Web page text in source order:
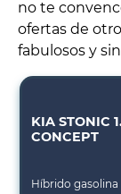
no te
ofertas de
fabulosos y
KIA STONIC
CONCEPT
Híbrido gasolina